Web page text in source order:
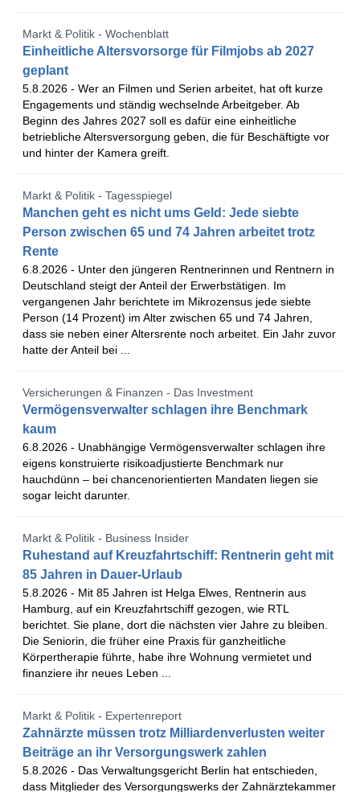
Markt & Politik - Wochenblatt
Einheitliche Altersvorsorge für Filmjobs ab 2027
geplant
5.8.2026 - Wer an Filmen und Serien arbeitet, hat oft kurze
Engagements und ständig wechselnde Arbeitgeber. Ab
Beginn des Jahres 2027 soll es dafür eine einheitliche
betriebliche Altersversorgung geben, die für Beschäftigte vor
und hinter der Kamera greift.
Markt & Politik - Tagesspiegel
Manchen geht es nicht ums Geld: Jede siebte
Person zwischen 65 und 74 Jahren arbeitet trotz
Rente
6.8.2026 - Unter den jüngeren Rentnerinnen und Rentnern in
Deutschland steigt der Anteil der Erwerbstätigen. Im
vergangenen Jahr berichtete im Mikrozensus jede siebte
Person (14 Prozent) im Alter zwischen 65 und 74 Jahren,
dass sie neben einer Altersrente noch arbeitet. Ein Jahr zuvor
hatte der Anteil bei ...
Versicherungen & Finanzen - Das Investment
Vermögensverwalter schlagen ihre Benchmark
kaum
6.8.2026 - Unabhängige Vermögensverwalter schlagen ihre
eigens konstruierte risikoadjustierte Benchmark nur
hauchdünn – bei chancenorientierten Mandaten liegen sie
sogar leicht darunter.
Markt & Politik - Business Insider
Ruhestand auf Kreuzfahrtschiff: Rentnerin geht mit
85 Jahren in Dauer-Urlaub
5.8.2026 - Mit 85 Jahren ist Helga Elwes, Rentnerin aus
Hamburg, auf ein Kreuzfahrtschiff gezogen, wie RTL
berichtet. Sie plane, dort die nächsten vier Jahre zu bleiben.
Die Seniorin, die früher eine Praxis für ganzheitliche
Körpertherapie führte, habe ihre Wohnung vermietet und
finanziere ihr neues Leben ...
Markt & Politik - Expertenreport
Zahnärzte müssen trotz Milliardenverlusten weiter
Beiträge an ihr Versorgungswerk zahlen
5.8.2026 - Das Verwaltungsgericht Berlin hat entschieden,
dass Mitglieder des Versorgungswerks der Zahnärztekammer